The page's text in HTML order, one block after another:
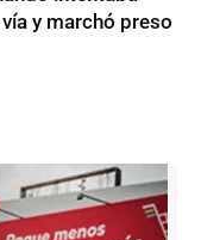
y marchó preso